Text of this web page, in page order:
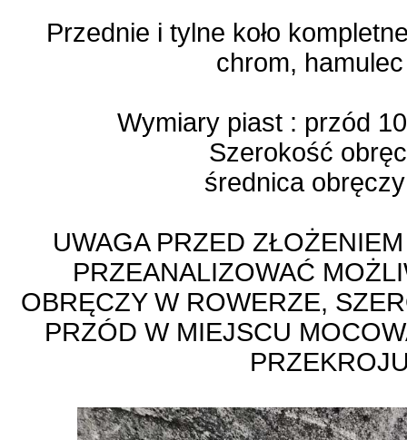
Przednie i tylne koło
chrom,
Wymiary piast : przód
Szerokość
średnica
UWAGA PRZED
PRZEANALIZOWAĆ
OBRĘCZY W ROWERZE,
PRZÓD W MIEJSCU